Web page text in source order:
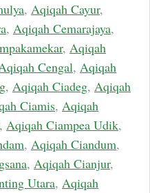
, Aqiqah Cayur,
, Aqiqah Cemarajaya,
, Aqiqah
Cengal, Aqiqah
, Aqiqah Ciadeg, Aqiqah
Ciamis, Aqiqah
, Aqiqah Ciampea Udik,
, Aqiqah Ciandum,
, Aqiqah Cianjur,
Utara, Aqiqah